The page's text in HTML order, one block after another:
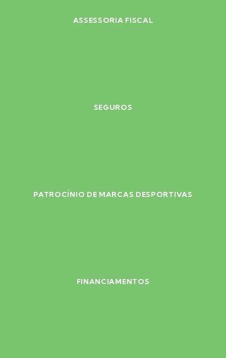
ASSESSORIA FISCAL
SEGUROS
PATROCÍNIO DE MARCAS DESPORTIVAS
FINANCIAMENTOS